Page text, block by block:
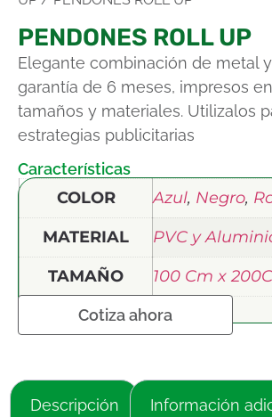
PENDONES ROLL UP
Elegante combinación de metal
garantía de 6 meses, impresos
tamaños y materiales. Utilizalos
estrategias publicitarias
Características
COLOR Azul, Negro,
MATERIAL
PVC y
TAMAÑO
100 Cm x
Cotiza ahora
Descripción Información